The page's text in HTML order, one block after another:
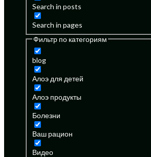
Search in posts
Search in pages
Фильтр по категориям
blog
Алоэ для детей
Алоэ продукты
Болезни
Ваш рацион
Видео